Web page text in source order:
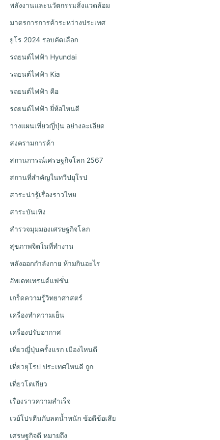
พลังงานและนวัตกรรมสิ่งแวดล้อม
มาตรการการค้าระหว่างประเทศ
ยูโร 2024 รอบคัดเลือก
รถยนต์ไฟฟ้า Hyundai
รถยนต์ไฟฟ้า Kia
รถยนต์ไฟฟ้า คือ
รถยนต์ไฟฟ้า ยี่ห้อไหนดี
วางแผนเที่ยวญี่ปุ่น อย่างละเอียด
สงครามการค้า
สถานการณ์เศรษฐกิจโลก 2567
สถานที่สำคัญในทวีปยุโรป
สาระน่ารู้เรื่องราวไทย
สาระบันเทิง
สำรวจมุมมองเศรษฐกิจโลก
สุขภาพจิตในที่ทำงาน
หลังออกกําลังกาย ห้ามกินอะไร
อัพเดทเทรนด์แฟชั่น
เกร็ดความรู้วิทยาศาสตร์
เครื่องทำความเย็น
เครื่องปรับอากาศ
เที่ยวญี่ปุ่นครั้งแรก เมืองไหนดี
เที่ยวยุโรป ประเทศไหนดี ถูก
เที่ยวโตเกียว
เรื่องราวความสำเร็จ
เวย์โปรตีนกับลดน้ำหนัก ข้อดีข้อเสีย
เศรษฐกิจดี หมายถึง